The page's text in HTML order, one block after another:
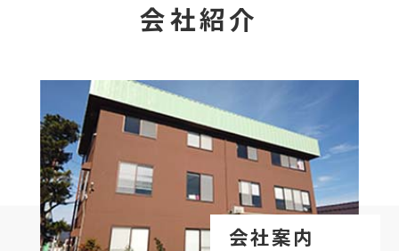
会社紹介
会社案内